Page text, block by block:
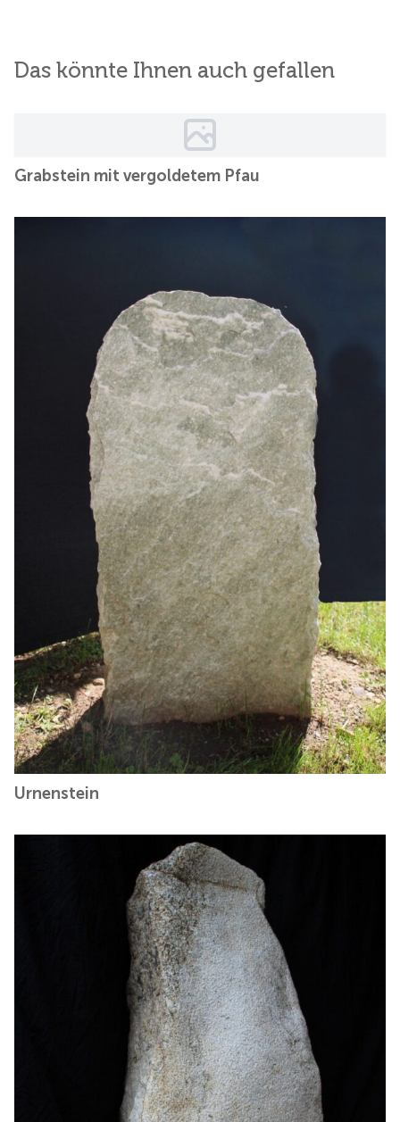
Das könnte Ihnen auch gefallen
Grabstein mit vergoldetem Pfau
Urnenstein